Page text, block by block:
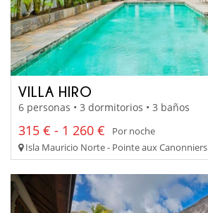
VILLA HIRO
6 personas • 3 dormitorios • 3 baños
315 € - 1 260 €
Por noche
Isla Mauricio Norte - Pointe aux Canonniers